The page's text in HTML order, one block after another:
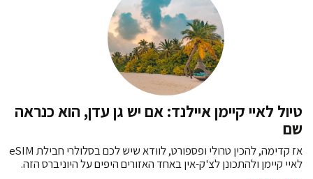
טיול לאיי קיימן איילנד: אם יש גן עדן, הוא כנראה
שם
אז קדימה, להכין טרולי ופספורט, לוודא שיש לכם בסלולרי חבילת eSIM
לאיי קיימן ולהתכונן לצ'ק-אין באחד האזורים היפים על היוניברס הזה.